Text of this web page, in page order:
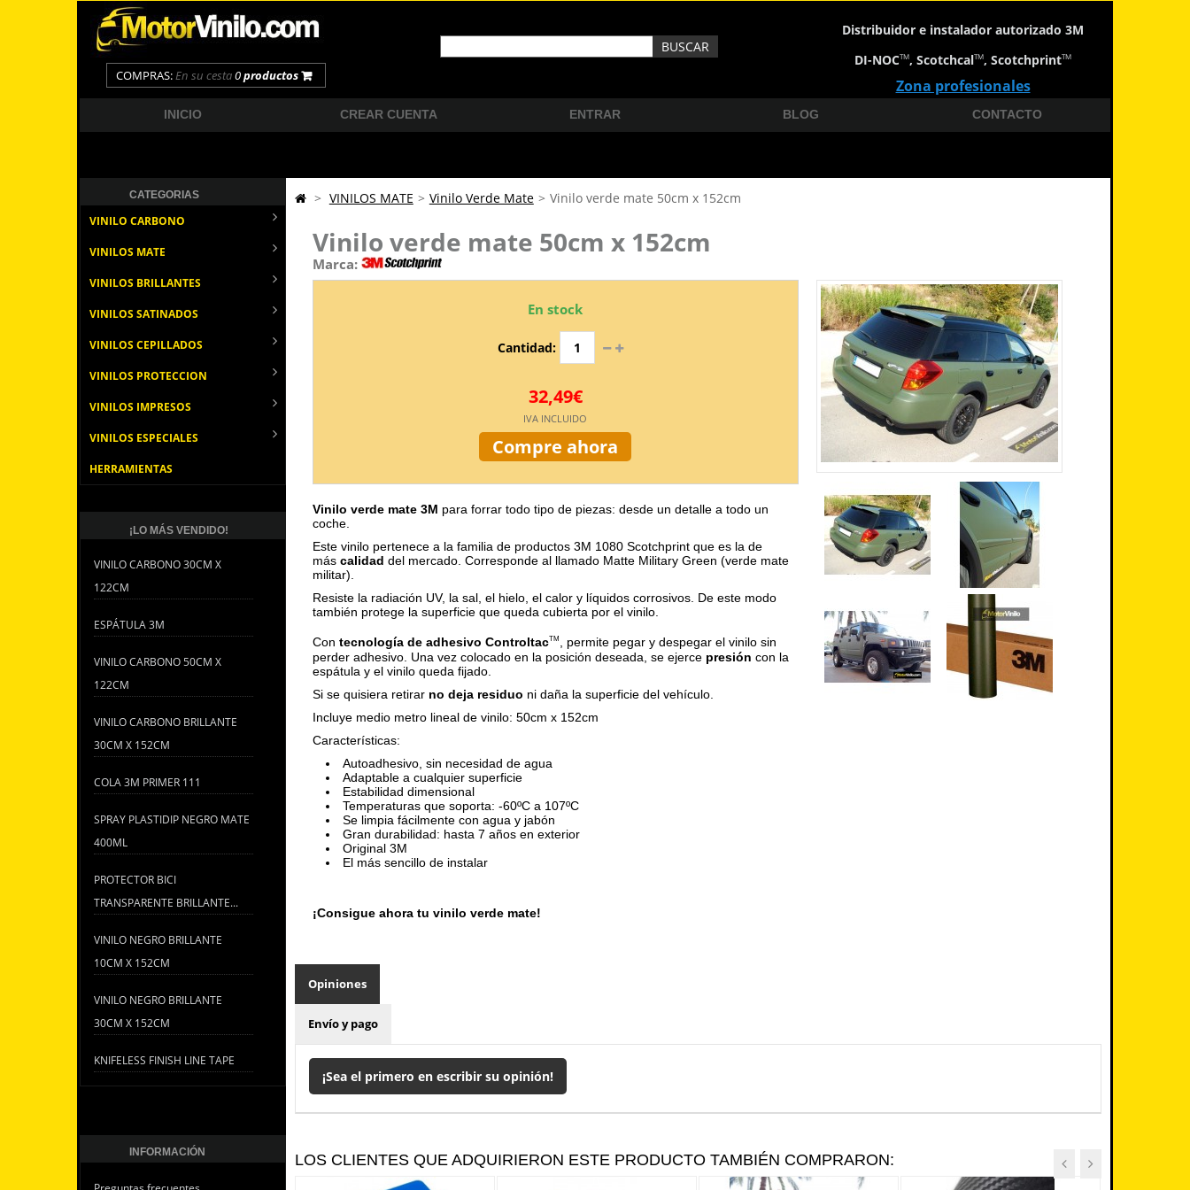
Distribuidor e instalador autorizado 3M
DI-NOCTM, ScotchcalTM, ScotchprintTM
Zona profesionales
COMPRAS:En su cesta0productos
INICIO CREAR CUENTA ENTRAR BLOG CONTACTO
CATEGORIAS
VINILO CARBONO
VINILOS MATE
VINILOS BRILLANTES
VINILOS SATINADOS
VINILOS CEPILLADOS
VINILOS PROTECCION
VINILOS IMPRESOS
VINILOS ESPECIALES
HERRAMIENTAS
¡LO MÁS VENDIDO!
VINILO CARBONO 30CM X
122CM
ESPÁTULA 3M
VINILO CARBONO 50CM X
122CM
VINILO CARBONO BRILLANTE
30CM X 152CM
COLA 3M PRIMER 111
SPRAY PLASTIDIP NEGRO MATE
400ML
PROTECTOR BICI
TRANSPARENTE BRILLANTE...
VINILO NEGRO BRILLANTE
10CM X 152CM
VINILO NEGRO BRILLANTE
30CM X 152CM
KNIFELESS FINISH LINE TAPE
INFORMACIÓN
> VINILOS MATE > Vinilo Verde Mate > Vinilo verde mate 50cm x 152cm
Vinilo verde mate 50cm x 152cm
Marca:
En stock
Cantidad:
32,49€
IVA INCLUIDO
Compre ahora
Vinilo verde mate 3M para forrar todo tipo de piezas: desde un detalle a todo un
coche.
Este vinilo pertenece a la familia de productos 3M 1080 Scotchprint que es la de
más calidad del mercado. Corresponde al llamado Matte Military Green (verde mate
militar).
Resiste la radiación UV, la sal, el hielo, el calor y líquidos corrosivos. De este modo
también protege la superficie que queda cubierta por el vinilo.
Con tecnología de adhesivo ControltacTM
, permite pegar y despegar el vinilo sin
perder adhesivo. Una vez colocado en la posición deseada, se ejerce presión con la
espátula y el vinilo queda fijado.
Si se quisiera retirar no deja residuo ni daña la superficie del vehículo.
Incluye medio metro lineal de vinilo: 50cm x 152cm
Características:
Autoadhesivo, sin necesidad de agua
Adaptable a cualquier superficie
Estabilidad dimensional
Temperaturas que soporta: -60ºC a 107ºC
Se limpia fácilmente con agua y jabón
Gran durabilidad: hasta 7 años en exterior
Original 3M
El más sencillo de instalar
¡Consigue ahora tu vinilo verde mate!
Opiniones
Envío y pago
¡Sea el primero en escribir su opinión!
LOS CLIENTES QUE ADQUIRIERON ESTE PRODUCTO TAMBIÉN COMPRARON: